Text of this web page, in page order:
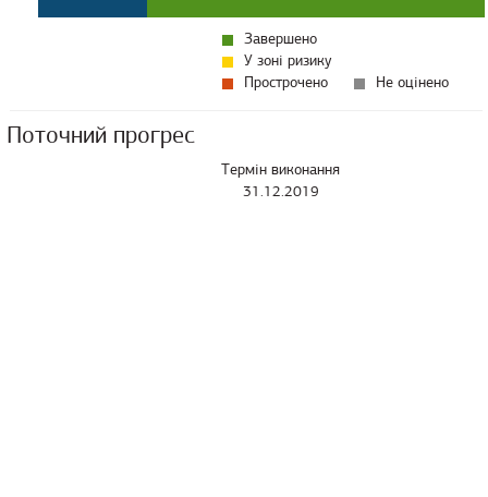
Завершено
У зоні ризику
Прострочено
Не оцінено
Поточний прогрес
Термін виконання
31.12.2019